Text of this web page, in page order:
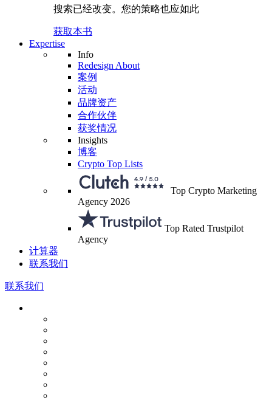
搜索已经改变。 您的策略也应如此
获取本书
Expertise
Info
Redesign About
案例
活动
品牌资产
合作伙伴
获奖情况
Insights
博客
Crypto Top Lists
Top Crypto Marketing
Agency 2026
Top Rated Trustpilot
Agency
计算器
联系我们
联系我们